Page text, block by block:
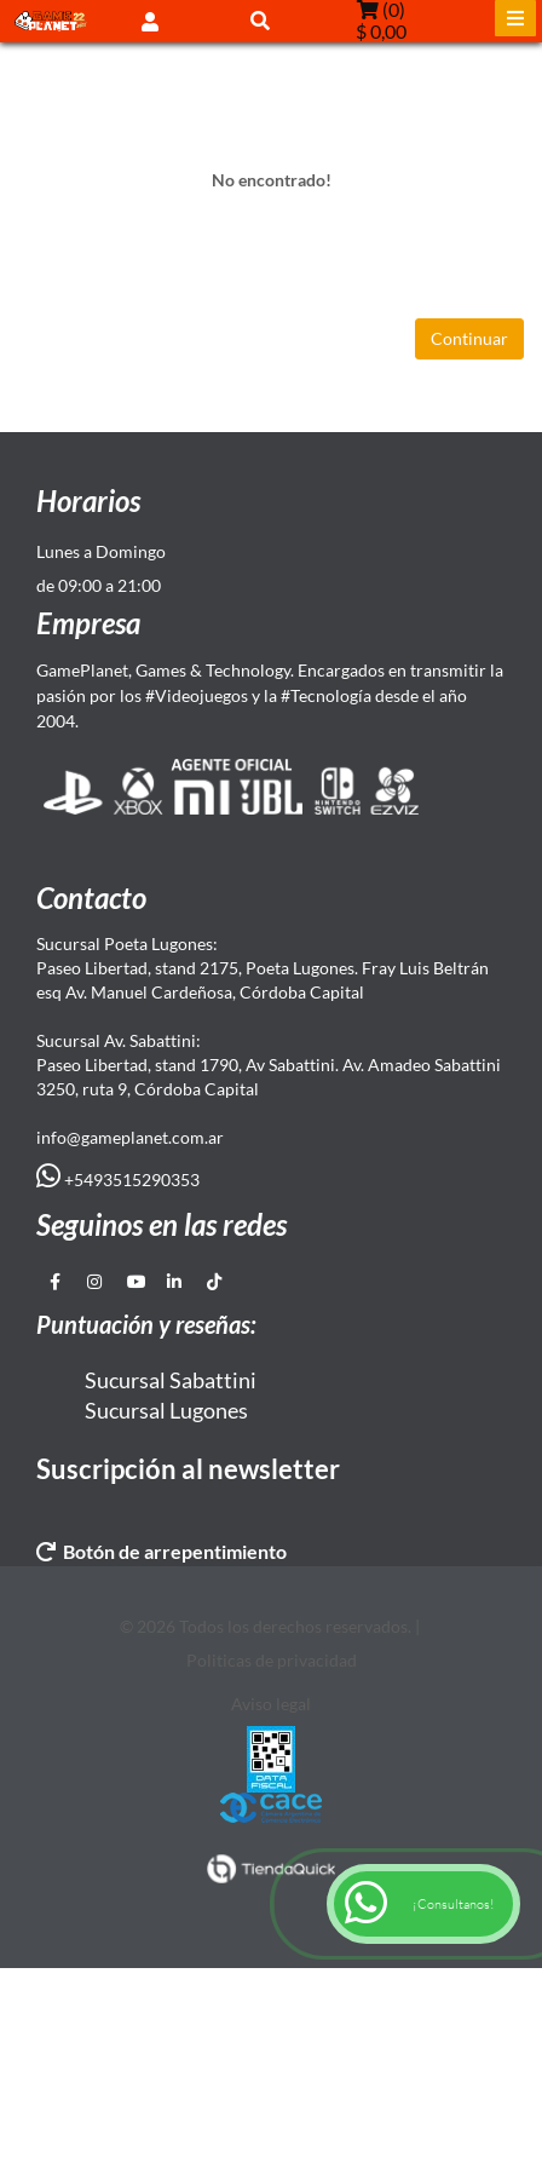
(0)
$ 0,00
No encontrado!
Continuar
Horarios
Lunes a Domingo
de 09:00 a 21:00
Empresa
GamePlanet, Games & Technology. Encargados en transmitir la
pasión por los #Videojuegos y la #Tecnología desde el año
2004.
Contacto
Sucursal Poeta Lugones:
Paseo Libertad, stand 2175, Poeta Lugones. Fray Luis Beltrán
esq Av. Manuel Cardeñosa, Córdoba Capital
Sucursal Av. Sabattini:
Paseo Libertad, stand 1790, Av Sabattini. Av. Amadeo Sabattini
3250, ruta 9, Córdoba Capital
info@gameplanet.com.ar
+5493515290353
Seguinos en las redes
Puntuación y reseñas:
Sucursal Sabattini
Sucursal Lugones
Suscripción al newsletter
Botón de arrepentimiento
¡Consultanos!